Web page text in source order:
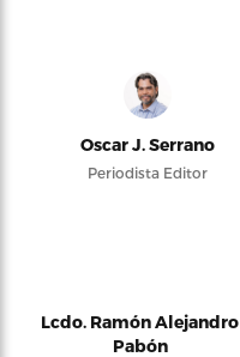
Oscar J. Serrano
Periodista Editor
Lcdo. Ramón Alejandro
Pabón